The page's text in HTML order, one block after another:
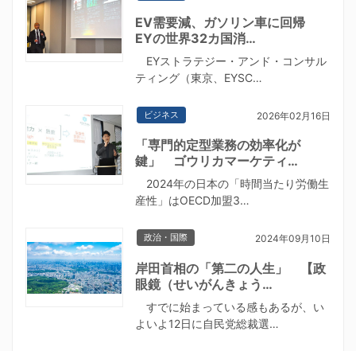
EV需要減、ガソリン車に回帰
EYの世界32カ国消…
EYストラテジー・アンド・コンサル
ティング（東京、EYSC…
ビジネス 2026年02月16日
「専門的定型業務の効率化が
鍵」 ゴウリカマーケティ…
2024年の日本の「時間当たり労働生
産性」はOECD加盟3…
政治・国際 2024年09月10日
岸田首相の「第二の人生」 【政
眼鏡（せいがんきょう…
すでに始まっている感もあるが、い
よいよ12日に自民党総裁選…